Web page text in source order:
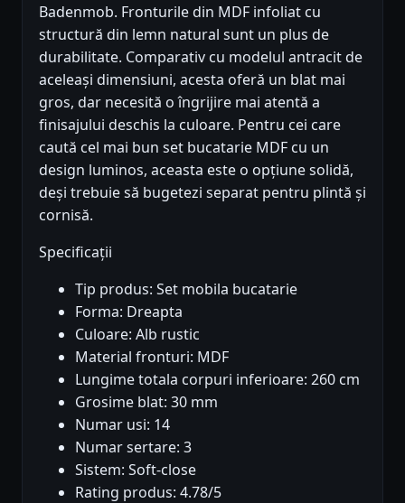
Badenmob. Fronturile din MDF infoliat cu
structură din lemn natural sunt un plus de
durabilitate. Comparativ cu modelul antracit de
aceleași dimensiuni, acesta oferă un blat mai
gros, dar necesită o îngrijire mai atentă a
finisajului deschis la culoare. Pentru cei care
caută cel mai bun set bucatarie MDF cu un
design luminos, aceasta este o opțiune solidă,
deși trebuie să bugetezi separat pentru plintă și
cornisă.
Specificații
Tip produs: Set mobila bucatarie
Forma: Dreapta
Culoare: Alb rustic
Material fronturi: MDF
Lungime totala corpuri inferioare: 260 cm
Grosime blat: 30 mm
Numar usi: 14
Numar sertare: 3
Sistem: Soft-close
Rating produs: 4.78/5